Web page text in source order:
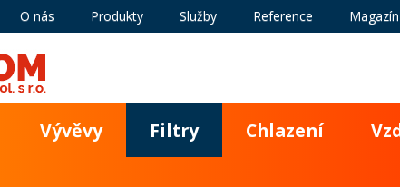
O nás Produkty Služby Reference Magazín
Vývěvy Filtry Chlazení